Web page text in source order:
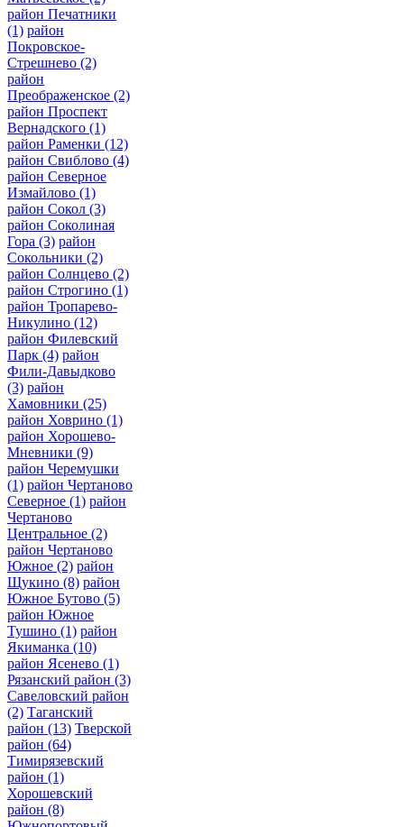
район Печатники
(1) район
Покровское-
Стрешнево (2)
район
Преображенское (2)
район Проспект
Вернадского (1)
район Раменки (12)
район Свиблово (4)
район Северное
Измайлово (1)
район Сокол (3)
район Соколиная
Гора (3) район
Сокольники (2)
район Солнцево (2)
район Строгино (1)
район Тропарево-
Никулино (12)
район Филевский
Парк (4) район
Фили-Давыдково
(3) район
Хамовники (25)
район Ховрино (1)
район Хорошево-
Мневники (9)
район Черемушки
(1) район Чертаново
Северное (1) район
Чертаново
Центральное (2)
район Чертаново
Южное (2) район
Щукино (8) район
Южное Бутово (5)
район Южное
Тушино (1) район
Якиманка (10)
район Ясенево (1)
Рязанский район (3)
Савеловский район
(2) Таганский
район (13) Тверской
район (64)
Тимирязевский
район (1)
Хорошевский
район (8)